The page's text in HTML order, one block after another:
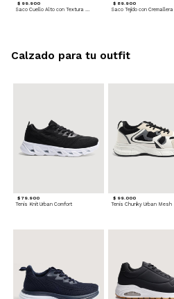
$ 99.900
Saco Cuello Alto con Textura Trenzada
$ 89.900
Saco Tejido con Cremallera
$ 79.900
Tenis Knit Urban Comfort
$ 99.000
Tenis Chunky Urban Mesh
Calzado para tu outfit